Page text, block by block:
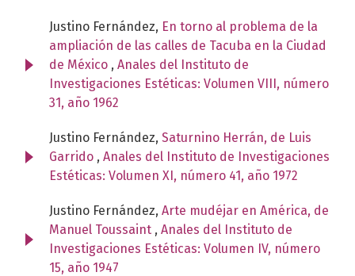
Justino Fernández, En torno al problema de la
ampliación de las calles de Tacuba en la Ciudad
de México , Anales del Instituto de
Investigaciones Estéticas: Volumen VIII, número
31, año 1962
Justino Fernández, Saturnino Herrán, de Luis
Garrido , Anales del Instituto de Investigaciones
Estéticas: Volumen XI, número 41, año 1972
Justino Fernández, Arte mudéjar en América, de
Manuel Toussaint , Anales del Instituto de
Investigaciones Estéticas: Volumen IV, número
15, año 1947